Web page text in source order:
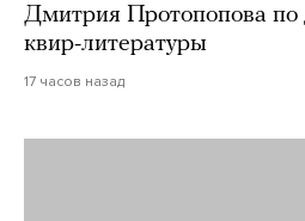
Дмитрия Протопопова по
квир-литературы
17 часов назад